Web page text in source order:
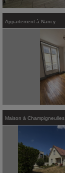
Appartement à Nancy
Maison à Champigneulles